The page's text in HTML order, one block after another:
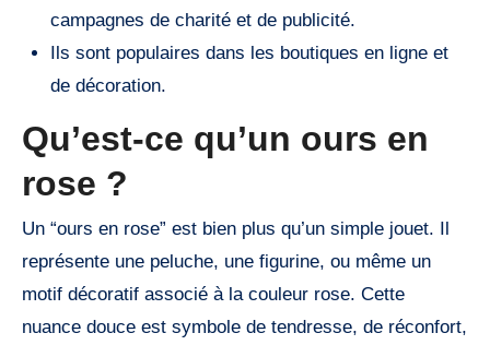
campagnes de charité et de publicité.
Ils sont populaires dans les boutiques en ligne et
de décoration.
Qu’est-ce qu’un ours en
rose ?
Un “ours en rose” est bien plus qu’un simple jouet. Il
représente une peluche, une figurine, ou même un
motif décoratif associé à la couleur rose. Cette
nuance douce est symbole de tendresse, de réconfort,